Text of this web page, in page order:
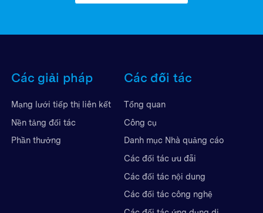
Các giải pháp
Mạng lưới tiếp thị liên kết
Nền tảng đối tác
Phần thưởng
Các đối tác
Tổng quan
Công cụ
Danh mục Nhà quảng cáo
Các đối tác ưu đãi
Các đối tác nội dung
Các đối tác công nghệ